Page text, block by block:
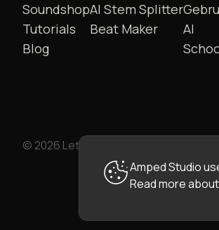
Soundshop
Tutorials
Blog
AI Stem Splitter
Beat Maker
AI
© 2026 LettoPro SA. All rights reserved.
Amped Studio
Read more